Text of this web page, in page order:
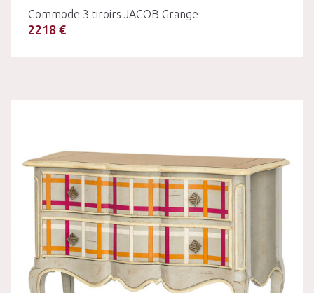
Commode 3 tiroirs JACOB Grange
2218 €